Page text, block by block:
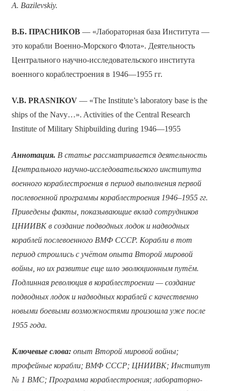
A. Bazilevskiy.
В.Б. ПРАСНИКОВ— «Лабораторная база Института —
это корабли Военно-Морского Флота». Деятельность
Центрального научно-исследовательского института
военного кораблестроения в 1946—1955 гг.
V.B. PRASNIKOV — «The Institute’s laboratory base is the
ships of the Navy…». Activities of the Central Research
Institute of Military Shipbuilding during 1946—1955
Аннотация. В статье рассматривается деятельность
Центрального научно-исследовательского института
военного кораблестроения в период выполнения первой
послевоенной программы кораблестроения 1946–1955 гг.
Приведены факты, показывающие вклад сотрудников
ЦНИИВК в создание подводных лодок и надводных
кораблей послевоенного ВМФ СССР. Корабли в тот
период строились с учётом опыта Второй мировой
войны, но их развитие еще шло эволюционным путём.
Подлинная революция в кораблестроении — создание
подводных лодок и надводных кораблей с качественно
новыми боевыми возможностями произошла уже после
1955 года.
Ключевые слова:опыт Второй мировой войны;
трофейные корабли; ВМФ СССР; ЦНИИВК; Институт
№ 1 ВМС; Программа кораблестроения; лабораторно-